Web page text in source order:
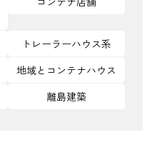
トレーラーハウス系
地域とコンテナハウス
離島建築